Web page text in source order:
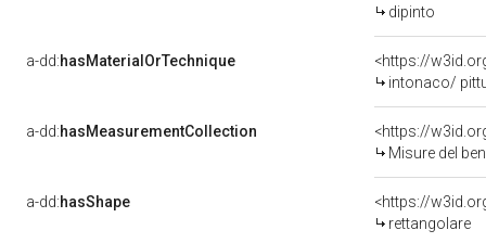
dipinto
a-dd:hasMaterialOrTechnique
<https://
intonaco/
a-dd:hasMeasurementCollection
<https://
Misure del
a-dd:hasShape
<https://
rettangolare